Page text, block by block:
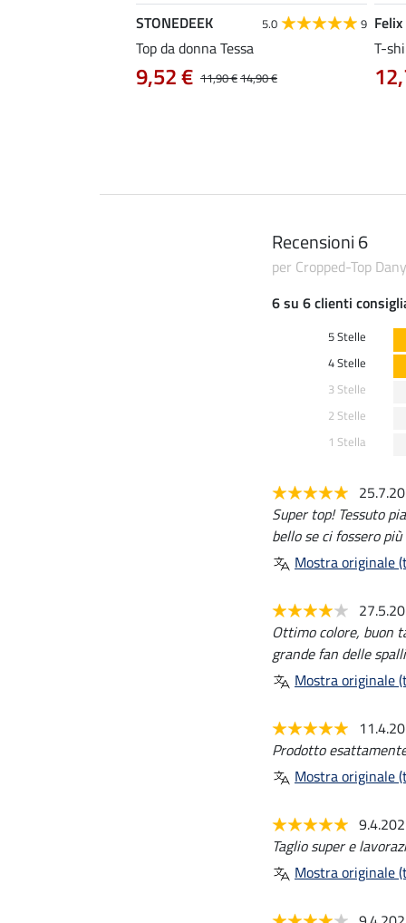
STONEDEEK 5.0 9
Top da donna Tessa
11,90 €14,90 €
9,52 €
T-
Recensioni 6
per Cropped-Top
6 su 6 clienti
5 Stelle
4 Stelle
3 Stelle
2 Stelle
1 Stella
Super top! Tessuto
bello se ci fossero
Mostra originale
Ottimo colore, buon
grande fan delle
Mostra originale
Prodotto
Mostra originale
Taglio super e
Mostra originale